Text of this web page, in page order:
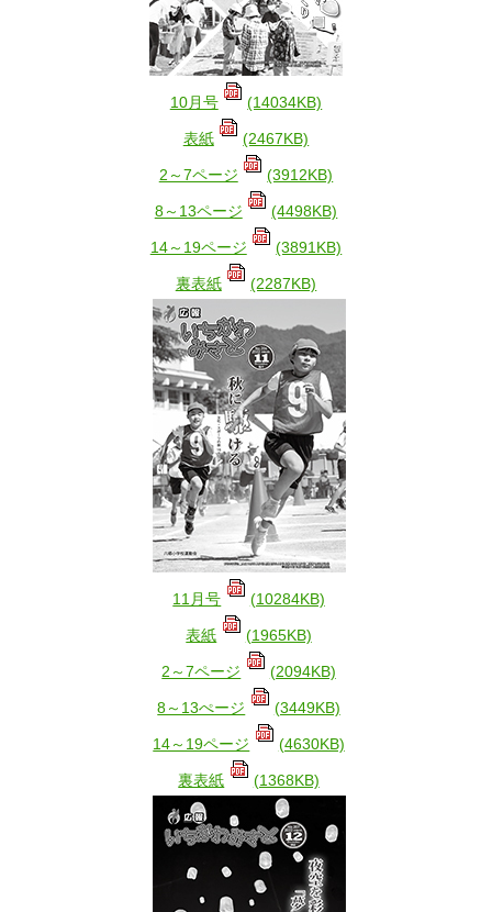
10月号 (14034KB)
表紙 (2467KB)
2～7ページ (3912KB)
8～13ページ (4498KB)
14～19ページ (3891KB)
裏表紙 (2287KB)
11月号 (10284KB)
表紙 (1965KB)
2～7ページ (2094KB)
8～13ぺージ (3449KB)
14～19ページ (4630KB)
裏表紙 (1368KB)